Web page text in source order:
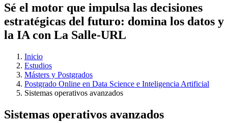
Sé el motor que impulsa las decisiones
estratégicas del futuro: domina los datos y
la IA con La Salle-URL
Inicio
Estudios
Másters y Postgrados
Postgrado Online en Data Science e Inteligencia Artificial
Sistemas operativos avanzados
Sistemas operativos avanzados